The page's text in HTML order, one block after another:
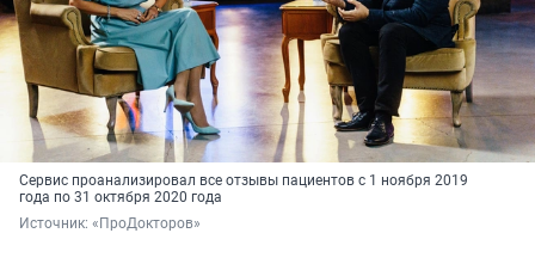
Сервис проанализировал все отзывы пациентов с 1 ноября 2019
года по 31 октября 2020 года
Источник: «ПроДокторов»